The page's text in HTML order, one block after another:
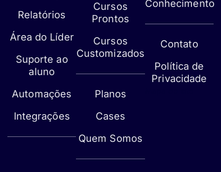
Relatórios
Área do Líder
Suporte ao
aluno
Automações
Integrações
Cursos
Prontos
Cursos
Customizados
Planos
Cases
Quem Somos
Conhecimento
Contato
Política de
Privacidade